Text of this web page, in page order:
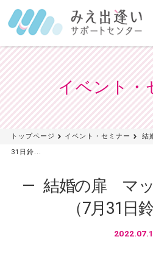
イベント・
トップページ イベント・セミナー
結
31日鈴...
結婚の扉 マ
（7月31日